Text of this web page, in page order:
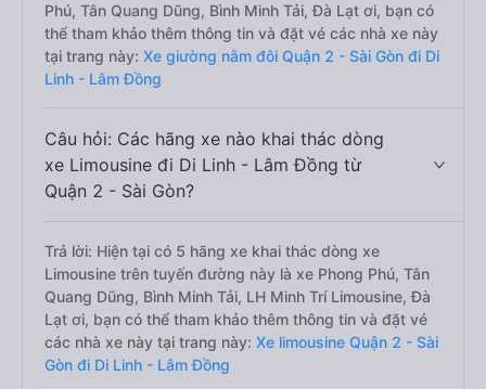
Phú, Tân Quang Dũng, Bình Minh Tải, Đà Lạt ơi, bạn có
thể tham khảo thêm thông tin và đặt vé các nhà xe này
tại trang này: Xe giường nằm đôi Quận 2 - Sài Gòn đi Di
Linh - Lâm Đồng
Câu hỏi: Các hãng xe nào khai thác dòng
xe Limousine đi Di Linh - Lâm Đồng từ
Quận 2 - Sài Gòn?
Trả lời: Hiện tại có 5 hãng xe khai thác dòng xe
Limousine trên tuyến đường này là xe Phong Phú, Tân
Quang Dũng, Bình Minh Tải, LH Minh Trí Limousine, Đà
Lạt ơi, bạn có thể tham khảo thêm thông tin và đặt vé
các nhà xe này tại trang này: Xe limousine Quận 2 - Sài
Gòn đi Di Linh - Lâm Đồng